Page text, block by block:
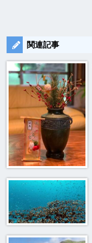
関連記事